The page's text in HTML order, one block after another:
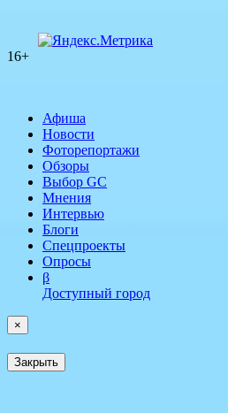
16+
Афиша
Новости
Фоторепортажи
Обзоры
Выбор GC
Мнения
Интервью
Блоги
Спецпроекты
Опросы
β
Доступный город
×
Закрыть